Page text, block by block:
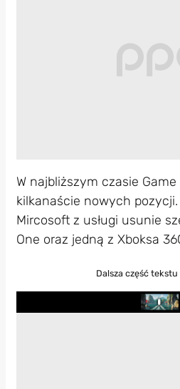
W najbliższym czasie
kilkanaście nowych
Mircosoft z usługi usunie
One oraz jedną z Xboksa
Dalsza część
Play